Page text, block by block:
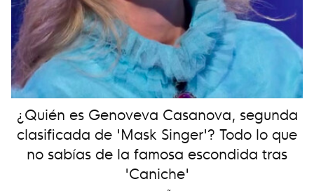
¿Quién es Genoveva Casanova, segunda
clasificada de 'Mask Singer'? Todo lo que
no sabías de la famosa escondida tras
'Caniche'